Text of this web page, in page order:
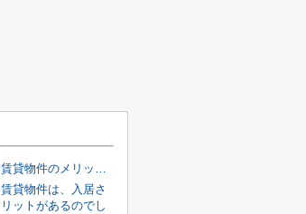
温水洗浄便座が完備している賃貸物件のメリットとは？故障時の対処法も解説！
貸物件は、入居さ
ットがあるのでし